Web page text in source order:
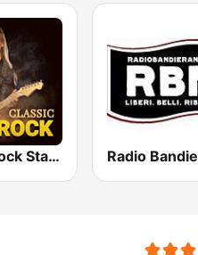
Classic Rock Station